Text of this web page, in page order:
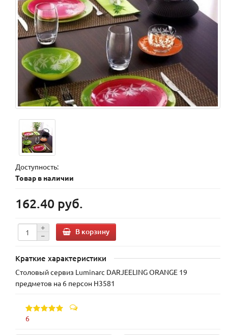
Доступность:
Товар в наличии
162.40 руб.
В корзину
Краткие характеристики
Столовый сервиз Luminarc DARJEELING ORANGE 19
предметов на 6 персон H3581
6